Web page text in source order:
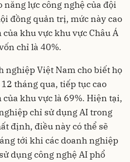
năng lực công nghệ của đội
đồng quản trị, mức này cao
khu vực khu vực Châu Á
chỉ là 40%.
nghiệp Việt Nam cho biết họ
tháng qua, tiếp tục cao
khu vực là 69%. Hiện tại,
chỉ sử dụng AI trong
định, điều này có thể sẽ
tới khi các doanh nghiệp
dụng công nghệ AI phổ